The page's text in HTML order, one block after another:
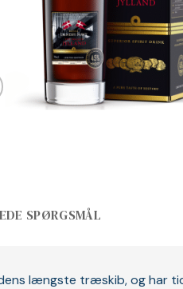
SPØRGSMÅL
længste træskib, og har